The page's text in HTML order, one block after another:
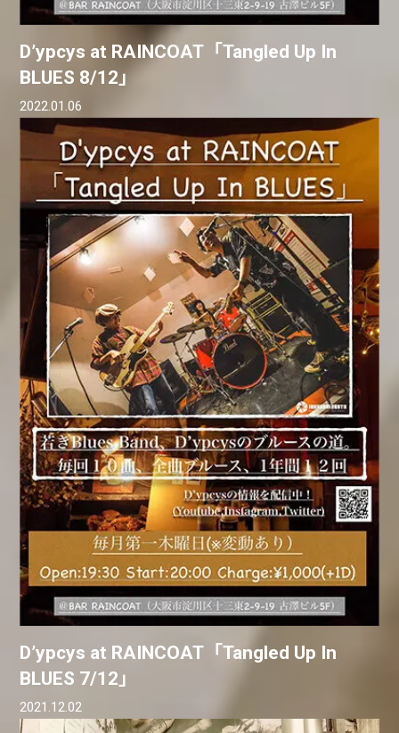
D’ypcys at RAINCOAT「Tangled Up In
BLUES 8/12」
2022.01.06
D’ypcys at RAINCOAT「Tangled Up In
BLUES 7/12」
2021.12.02